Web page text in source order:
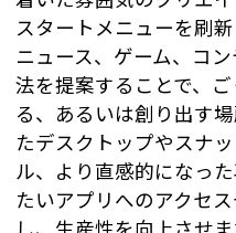
スタートメニューを刷
ニュース、ゲーム、コ
法を提案することで、
る、あるいは創り出す
たデスクトップやスナ
ル、より直感的になっ
たいアプリへのアクセ